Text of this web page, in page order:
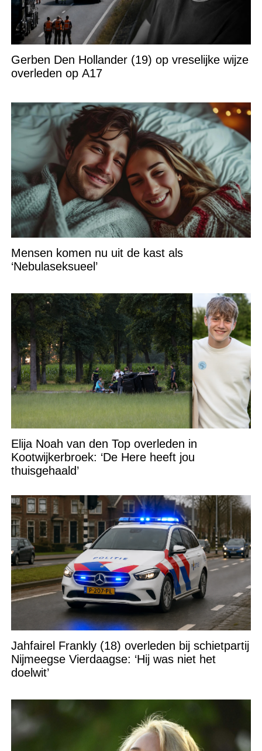
Gerben Den Hollander (19) op vreselijke wijze
overleden op A17
Mensen komen nu uit de kast als
‘Nebulaseksueel’
Elija Noah van den Top overleden in
Kootwijkerbroek: ‘De Here heeft jou
thuisgehaald’
Jahfairel Frankly (18) overleden bij schietpartij
Nijmeegse Vierdaagse: ‘Hij was niet het
doelwit’